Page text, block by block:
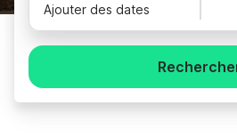
Ajouter des dates